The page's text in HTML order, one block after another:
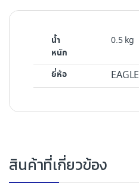
น้ำ
หนัก
0.5 kg
ยี่ห้อ EAGLE
สินค้าที่เกี่ยวข้อง